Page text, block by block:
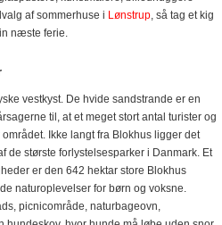
af sommerhuse i Lønstrup, så tag et kig
næste ferie.
vestkyst. De hvide sandstrande er en
til, at et meget stort antal turister og
Ikke langt fra Blokhus ligger det
største forlystelsesparker i Danmark. Et
er den 642 hektar store Blokhus
naturoplevelser for børn og voksne.
picnicområde, naturbageovn,